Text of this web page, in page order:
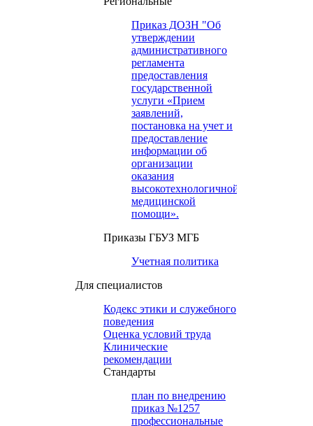
Приказ ДОЗН "Об
утверждении
административного
регламента
предоставления
государственной
услуги «Прием
заявлений,
постановка на учет и
предоставление
информации об
организации
оказания
высокотехнологичной
медицинской
помощи».
Приказы ГБУЗ МГБ
Учетная политика
Для специалистов
Кодекс этики и служебного
поведения
Оценка условий труда
Клинические
рекомендации
Cтандарты
план по внедрению
приказ №1257
профессиональные